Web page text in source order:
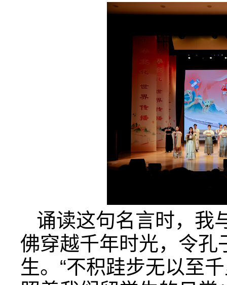
诵读这句名言时，我
佛穿越千年时光，令孔
生。“不积跬步无以至